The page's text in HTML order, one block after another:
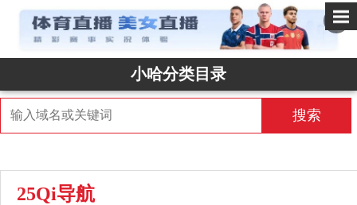
✕
小哈分类目录
搜索
25Qi导航